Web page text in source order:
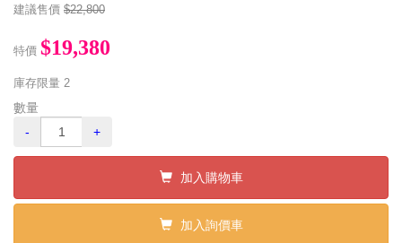
建議售價 $22,800
特價 $19,380
庫存限量 2
數量
-
+
加入購物車
加入詢價車